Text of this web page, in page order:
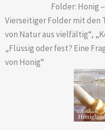
Folder: Honig
Vierseitiger Folder mit den
von Natur aus vielfältig“,
„Flüssig oder fest? Eine
von Honig“